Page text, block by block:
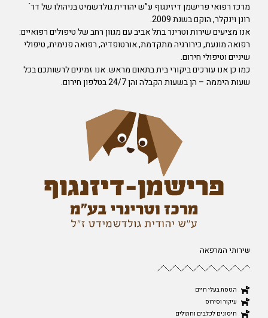
מרכז רפואי פרישמן דיזינגוף ע”ש יהודית גולדשמיט בניהולו של דר´
רונן וינקלר, הוקם בשנת 2009.
אנו מציעים שירות וטרינר בתל אביב עם מגוון רחב של טיפולים רפואיים:
רפואה מונעת, כירורגיה מתקדמת, אורטופדיה, רפואה פנימית, טיפולי
שיניים וטיפולי חירום.
כמו כן אנו עורכים ביקורי בית בתאום מראש. אנו זמינים לרשותכם בכל
שעות היממה – הן בשעות הקבלה והן 24/7 בטלפון חירום.
שירותי המרפאה
הטסת בעלי חיים
עיקור וסירוס
חיסונים לכלבים וחתולים